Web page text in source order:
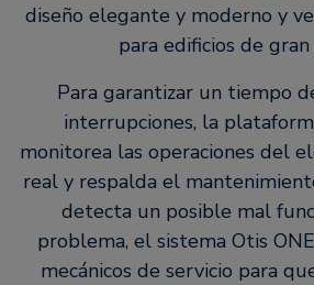
diseño elegante y moderno y
para edificios de
Para garantizar un tiempo
interrupciones, la
monitorea las operaciones del
real y respalda el
detecta un posible mal
problema, el sistema Otis
mecánicos de servicio para